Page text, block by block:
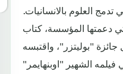
العلوم بالانسانيات.
دعمتها المؤسسة، كتاب
"بوليتزر"، واقتبسه
الشهير "اوبنهايمر"